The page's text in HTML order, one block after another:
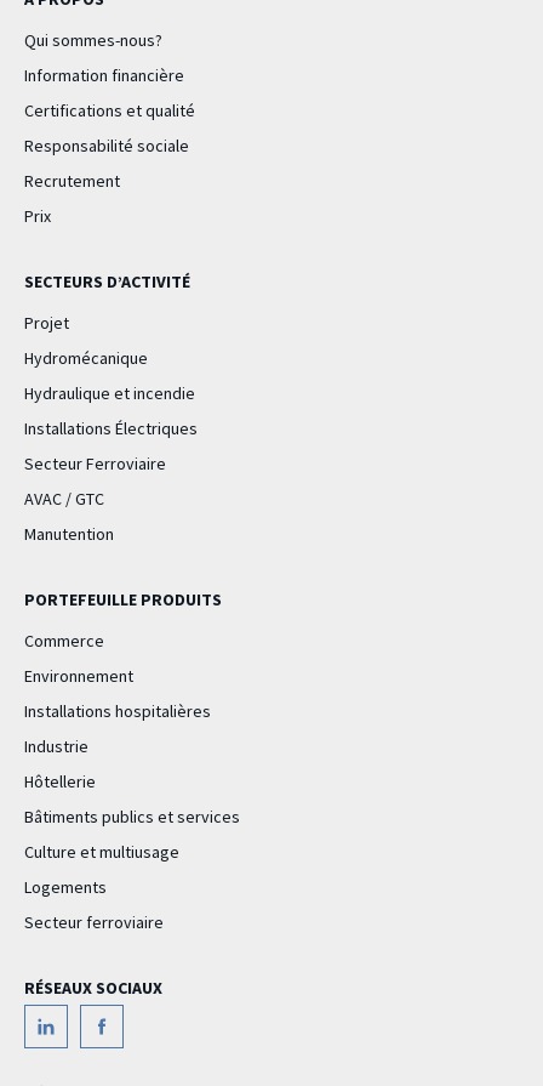
Qui sommes-nous?
Information financière
Certifications et qualité
Responsabilité sociale
Recrutement
Prix
SECTEURS D’ACTIVITÉ
Projet
Hydromécanique
Hydraulique et incendie
Installations Électriques
Secteur Ferroviaire
AVAC / GTC
Manutention
PORTEFEUILLE PRODUITS
Commerce
Environnement
Installations hospitalières
Industrie
Hôtellerie
Bâtiments publics et services
Culture et multiusage
Logements
Secteur ferroviaire
RÉSEAUX SOCIAUX